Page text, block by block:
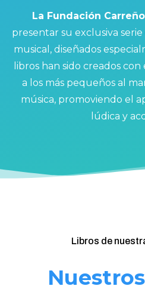
La Fundación Carreño
presentar su exclusiva
musical, diseñados
libros han sido creados
a los más pequeños al
música, promoviendo el
lúdica y
Libros de